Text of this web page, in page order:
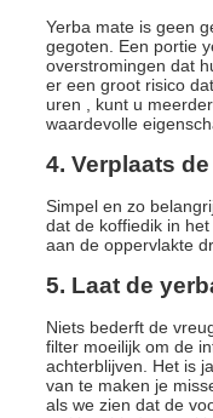
Yerba mate is geen
gegoten. Een portie
overstromingen dat
er een groot risico
uren , kunt u
waardevolle
4. Verplaats
Simpel en zo
dat de koffiedik in
aan de oppervlakte
5. Laat de
Niets bederft de
filter moeilijk om de
achterblijven. Het is
van te maken je
als we zien dat de